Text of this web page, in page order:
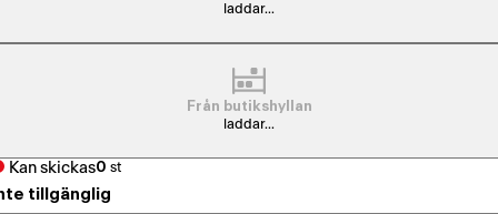
laddar...
Från butikshyllan
laddar...
Kan skickas0 st
tillgänglig